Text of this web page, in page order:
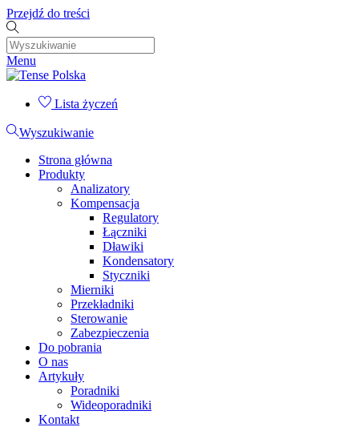
Przejdź do treści
Menu
Lista życzeń
Wyszukiwanie
Strona główna
Produkty
Analizatory
Kompensacja
Regulatory
Łączniki
Dławiki
Kondensatory
Styczniki
Mierniki
Przekładniki
Sterowanie
Zabezpieczenia
Do pobrania
O nas
Artykuły
Poradniki
Wideoporadniki
Kontakt